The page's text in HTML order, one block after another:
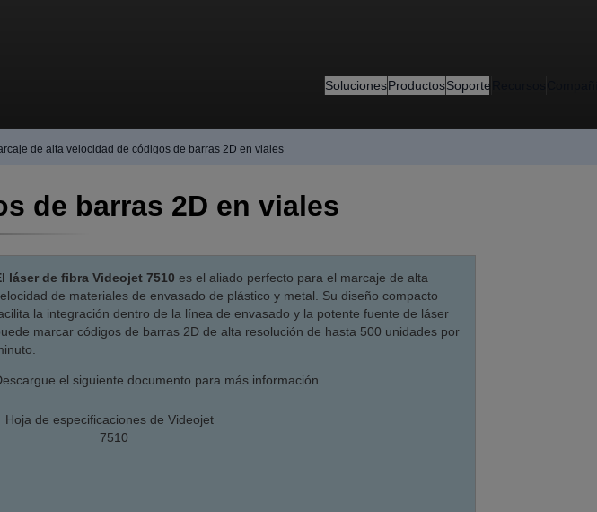
SolucionesProductosSoporte
de alta velocidad de códigos de barras 2D en viales
de barras 2D en viales
láser de fibra Videojet 7510 es el aliado perfecto para el marcaje de alta
de materiales de envasado de plástico y metal. Su diseño compacto
la integración dentro de la línea de envasado y la potente fuente de láser
marcar códigos de barras 2D de alta resolución de hasta 500 unidades por
el siguiente documento para más información.
Hoja de especificaciones de Videojet
7510